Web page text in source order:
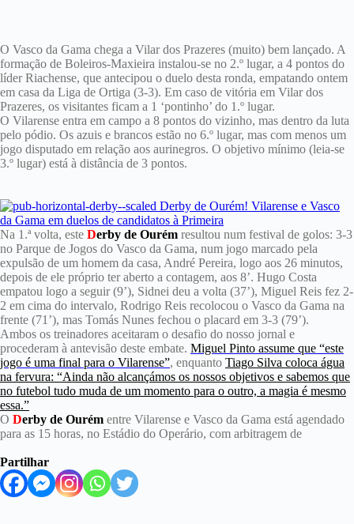
O Vasco da Gama chega a Vilar dos Prazeres (muito) bem lançado. A
formação de Boleiros-Maxieira instalou-se no 2.º lugar, a 4 pontos do
líder Riachense, que antecipou o duelo desta ronda, empatando ontem
em casa da Liga de Ortiga (3-3). Em caso de vitória em Vilar dos
Prazeres, os visitantes ficam a 1 ‘pontinho’ do 1.º lugar.
O Vilarense entra em campo a 8 pontos do vizinho, mas dentro da luta
pelo pódio. Os azuis e brancos estão no 6.º lugar, mas com menos um
jogo disputado em relação aos aurinegros. O objetivo mínimo (leia-se
3.º lugar) está à distância de 3 pontos.
Na 1.ª volta, este Derby de Ourém resultou num festival de golos: 3-3
no Parque de Jogos do Vasco da Gama, num jogo marcado pela
expulsão de um homem da casa, André Pereira, logo aos 26 minutos,
depois de ele próprio ter aberto a contagem, aos 8’. Hugo Costa
empatou logo a seguir (9’), Sidnei deu a volta (37’), Miguel Reis fez 2-
2 em cima do intervalo, Rodrigo Reis recolocou o Vasco da Gama na
frente (71’), mas Tomás Nunes fechou o placard em 3-3 (79’).
Ambos os treinadores aceitaram o desafio do nosso jornal e
procederam à antevisão deste embate. Miguel Pinto assume que “este
jogo é uma final para o Vilarense”, enquanto Tiago Silva coloca água
na fervura: “Ainda não alcançámos os nossos objetivos e sabemos que
no futebol tudo muda de um momento para o outro, a magia é mesmo
essa.”
O Derby de Ourém entre Vilarense e Vasco da Gama está agendado
para as 15 horas, no Estádio do Operário, com arbitragem de
Partilhar